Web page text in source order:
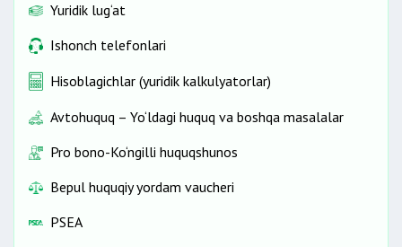
Yuridik lug‘at
Ishonch telefonlari
Hisoblagichlar (yuridik kalkulyatorlar)
Avtohuquq – Yo‘ldagi huquq va boshqa masalalar
Pro bono-Ko‘ngilli huquqshunos
Bepul huquqiy yordam vaucheri
PSEA